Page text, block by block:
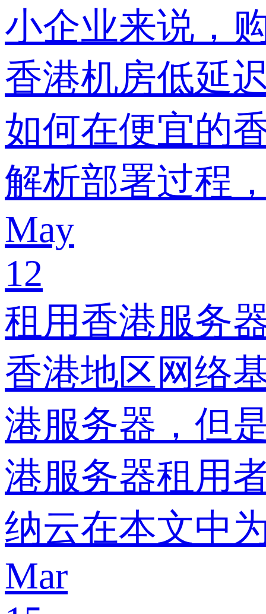
小企业来说，
香港机房低延
如何在便宜的
解析部署过程
May
12
租用香港服务
香港地区网络
港服务器，但
港服务器租用
纳云在本文中
Mar